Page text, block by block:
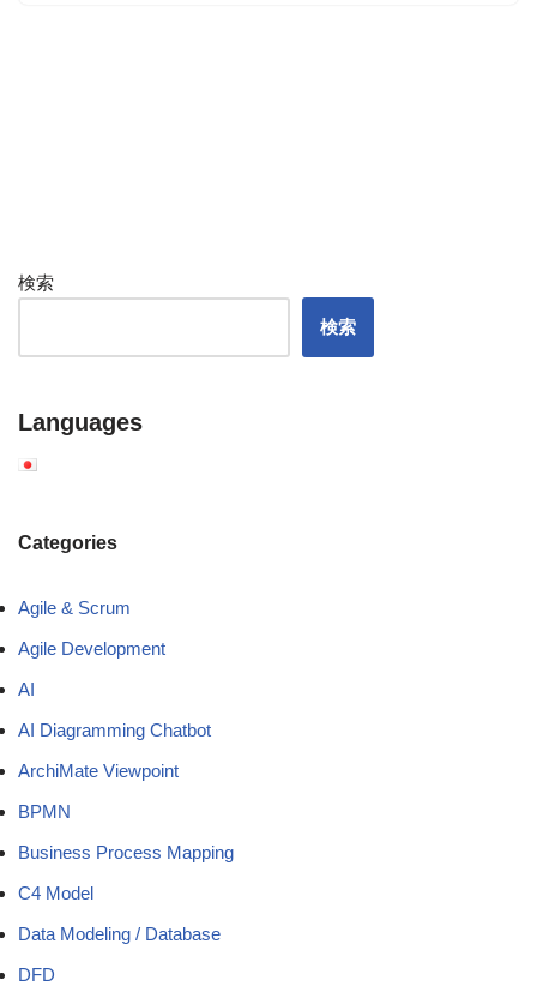
検索
検索
Languages
Categories
Agile & Scrum
Agile Development
AI
AI Diagramming Chatbot
ArchiMate Viewpoint
BPMN
Business Process Mapping
C4 Model
Data Modeling / Database
DFD